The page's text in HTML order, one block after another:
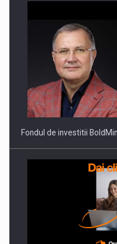
Fondul de investitii